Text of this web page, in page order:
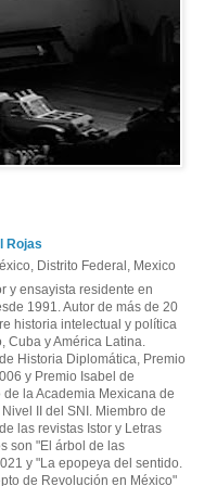
Rojas
Distrito Federal, Mexico
y ensayista residente en
1991. Autor de más de 20
historia intelectual y política
Cuba y América Latina.
Historia Diplomática, Premio
y Premio Isabel de
la Academia Mexicana de
II del SNI. Miembro de
las revistas Istor y Letras
son "El árbol de las
y "La epopeya del sentido.
de Revolución en México"